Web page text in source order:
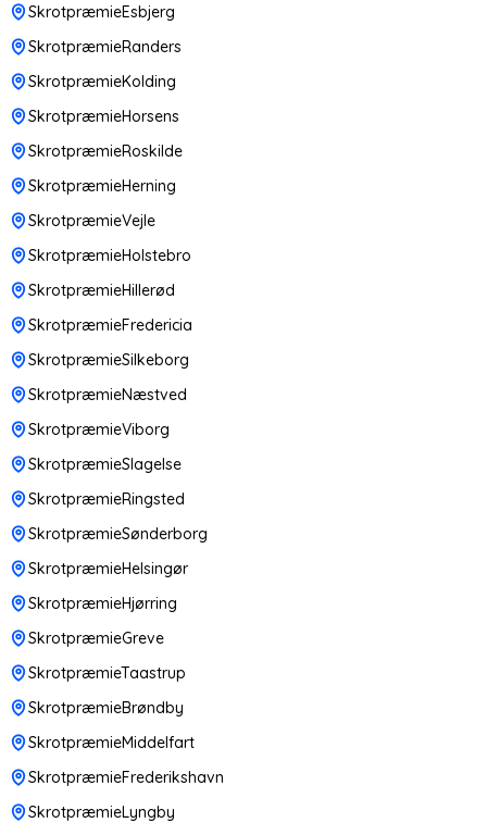
SkrotpræmieEsbjerg
SkrotpræmieRanders
SkrotpræmieKolding
SkrotpræmieHorsens
SkrotpræmieRoskilde
SkrotpræmieHerning
SkrotpræmieVejle
SkrotpræmieHolstebro
SkrotpræmieHillerød
SkrotpræmieFredericia
SkrotpræmieSilkeborg
SkrotpræmieNæstved
SkrotpræmieViborg
SkrotpræmieSlagelse
SkrotpræmieRingsted
SkrotpræmieSønderborg
SkrotpræmieHelsingør
SkrotpræmieHjørring
SkrotpræmieGreve
SkrotpræmieTaastrup
SkrotpræmieBrøndby
SkrotpræmieMiddelfart
SkrotpræmieFrederikshavn
SkrotpræmieLyngby